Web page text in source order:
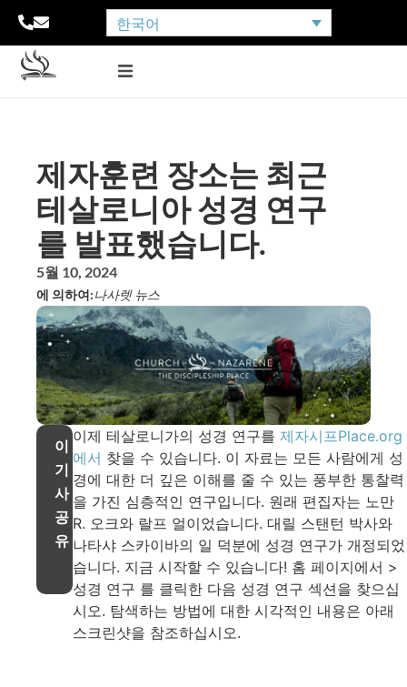
한국어
제자훈련 장소는 최근
테살로니아 성경 연구
를 발표했습니다.
5월 10, 2024
에 의하여:나사렛 뉴스
이
기
사
공
유
이제 테살로니가의 성경 연구를 제자시프Place.org
에서 찾을 수 있습니다. 이 자료는 모든 사람에게 성
경에 대한 더 깊은 이해를 줄 수 있는 풍부한 통찰력
을 가진 심층적인 연구입니다. 원래 편집자는 노만
R. 오크와 랄프 얼이었습니다. 대릴 스탠턴 박사와
나타샤 스카이바의 일 덕분에 성경 연구가 개정되었
습니다. 지금 시작할 수 있습니다! 홈 페이지에서 >
성경 연구 를 클릭한 다음 성경 연구 섹션을 찾으십
시오. 탐색하는 방법에 대한 시각적인 내용은 아래
스크린샷을 참조하십시오.